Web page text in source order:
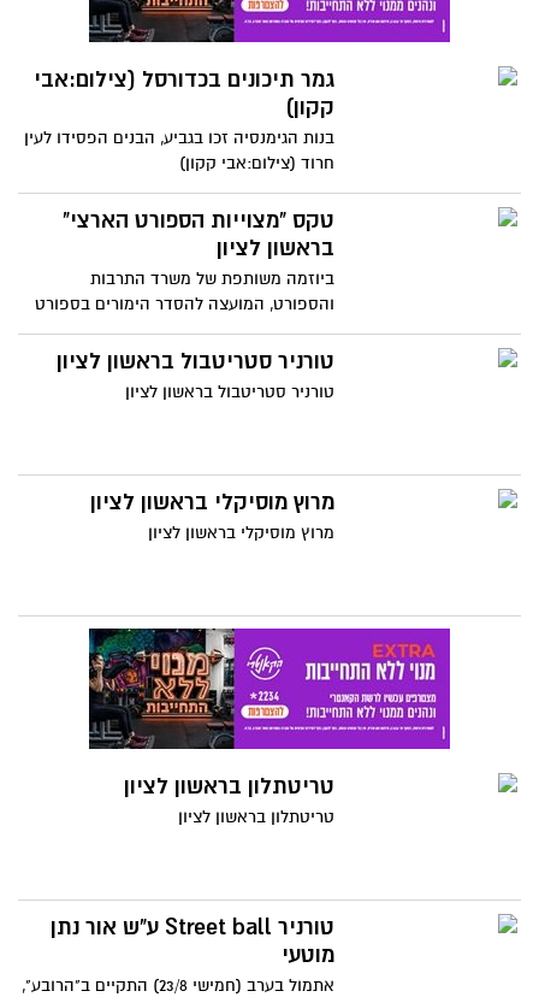
גמר תיכונים בכדורסל (צילום:אבי
קקון)
בנות הגימנסיה זכו בגביע, הבנים הפסידו לעין
חרוד (צילום:אבי קקון)
טקס "מצוייות הספורט הארצי"
בראשון לציון
ביוזמה משותפת של משרד התרבות
והספורט, המועצה להסדר הימורים בספורט
(הטוטו), החברה העירונית-ראשון לציון, עיתון
"ידיעות אחרונות" ואתר ynet, נבחרו אתמול (
טורניר סטריטבול בראשון לציון
טורניר סטריטבול בראשון לציון
מרוץ מוסיקלי בראשון לציון
מרוץ מוסיקלי בראשון לציון
טריטתלון בראשון לציון
טריטתלון בראשון לציון
טורניר Street ball ע"ש אור נתן
מוטעי
אתמול בערב (חמישי 23/8) התקיים ב"הרובע",